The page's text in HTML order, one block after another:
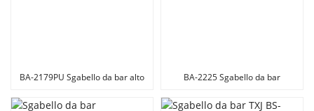
BA-2179PU Sgabello da bar alto
BA-2225 Sgabello da bar
bar, hotel